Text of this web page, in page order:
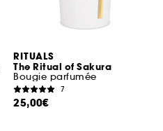
RITUALS
The Ritual of Sakura
Bougie parfumée
7
25,00€